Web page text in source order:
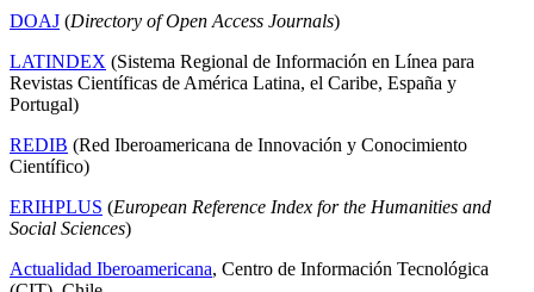
DOAJ (Directory of Open Access Journals)
LATINDEX (Sistema Regional de Información en Línea para
Revistas Científicas de América Latina, el Caribe, España y
Portugal)
REDIB (Red Iberoamericana de Innovación y Conocimiento
Científico)
ERIHPLUS (European Reference Index for the Humanities and
Social Sciences)
Actualidad Iberoamericana, Centro de Información Tecnológica